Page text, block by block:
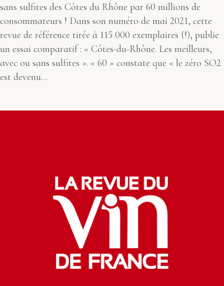
sans sulfites des Côtes du Rhône par 60 millions de
consommateurs ! Dans son numéro de mai 2021, cette
revue de référence tirée à 115 000 exemplaires (!), publie
un essai comparatif : « Côtes-du-Rhône. Les meilleurs,
avec ou sans sulfites ». « 60 » constate que « le zéro SO2
est devenu…